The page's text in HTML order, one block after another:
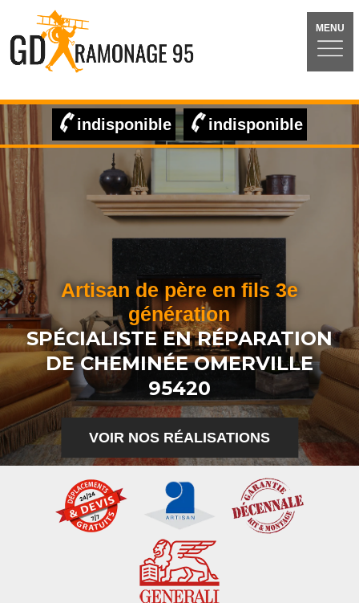
MENU
indisponible indisponible
Artisan de père en fils 3e
génération
SPÉCIALISTE EN RÉPARATION
DE CHEMINÉE OMERVILLE
95420
VOIR NOS RÉALISATIONS